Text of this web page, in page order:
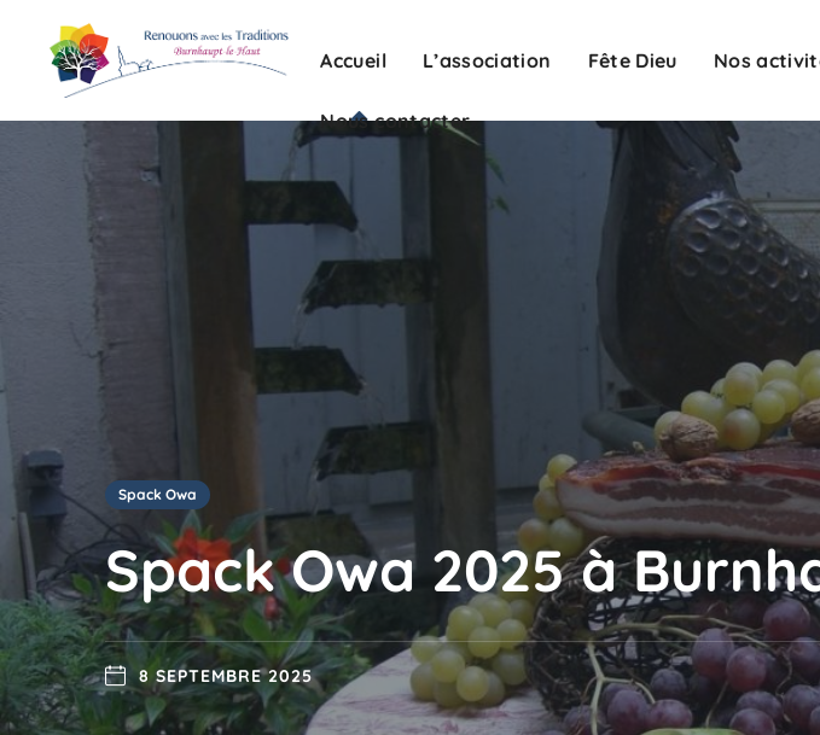
Accueil L’association Fête Dieu Nos
Nous contacter
Spack Owa
Spack Owa 2025 à
8 SEPTEMBRE 2025